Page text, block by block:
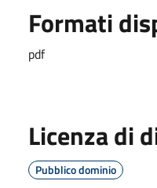
Formati
pdf
Licenza di
Pubblico dominio